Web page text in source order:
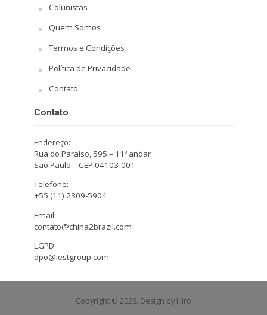
Colunistas
Quem Somos
Termos e Condições
Política de Privacidade
Contato
Contato
Endereço:
Rua do Paraíso, 595 – 11º andar
São Paulo – CEP 04103-001
Telefone:
+55 (11) 2309-5904
Email:
contato@china2brazil.com
LGPD:
dpo@iestgroup.com
Copyright © 2026. Design by Hiro